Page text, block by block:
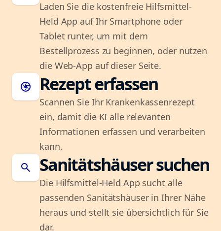
Laden Sie die kostenfreie Hilfsmittel-
Held App auf Ihr Smartphone oder
Tablet runter, um mit dem
Bestellprozess zu beginnen, oder nutzen
die Web-App auf dieser Seite.
camera Rezept erfassen
Scannen Sie Ihr Krankenkassenrezept
ein, damit die KI alle relevanten
Informationen erfassen und verarbeiten
kann.
search Sanitätshäuser suchen
Die Hilfsmittel-Held App sucht alle
passenden Sanitätshäuser in Ihrer Nähe
heraus und stellt sie übersichtlich für Sie
dar.